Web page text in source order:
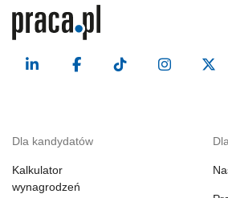
Dla kandydatów
Kalkulator
wynagrodzeń